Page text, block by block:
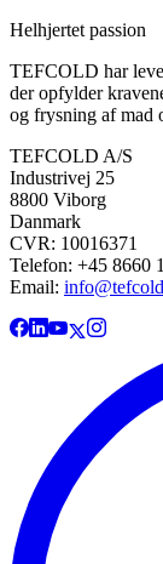
Helhjertet passion
TEFCOLD har
der opfylder
og frysning af mad
TEFCOLD A/S
Industrivej 25
8800 Viborg
Danmark
CVR: 10016371
Telefon: +45 8660
Email: